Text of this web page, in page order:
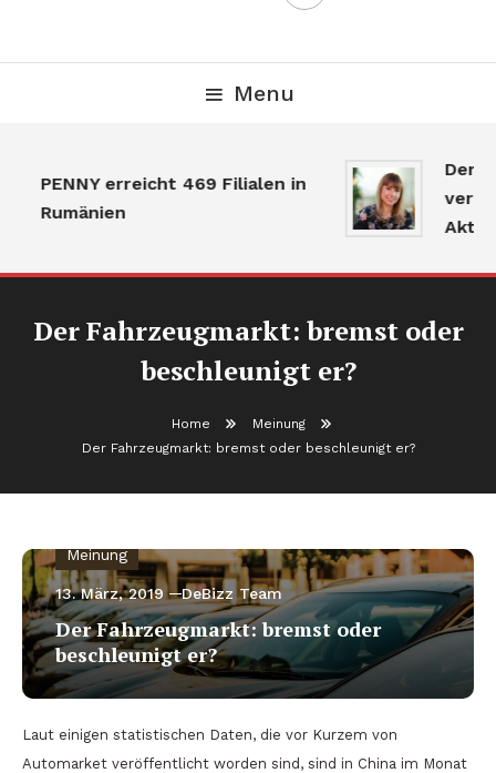
Menu
PENNY erreicht 469 Filialen in
Rumänien
Der
Der Fahrzeugmarkt: bremst oder
beschleunigt er?
Home
Meinung
Der Fahrzeugmarkt: bremst oder beschleunigt er?
Meinung
13. März, 2019 DeBizz Team
Der Fahrzeugmarkt: bremst oder
beschleunigt er?
Laut einigen statistischen Daten, die vor Kurzem von
Automarket veröffentlicht worden sind, sind in China im Monat